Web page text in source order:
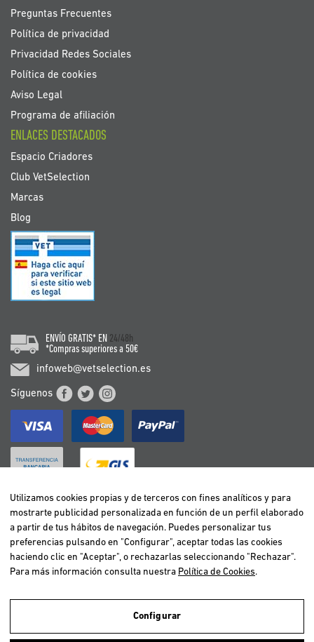
Utilizamos cookies propias y de terceros para realizar el análisis de la
Preguntas Frecuentes
Política de privacidad
Privacidad Redes Sociales
Política de cookies
Aviso Legal
Programa de afiliación
ENLACES DESTACADOS
Espacio Criadores
Club VetSelection
Marcas
Blog
ENVÍO GRATIS* EN 24/48h
*Compras superiores a 50€
infoweb@vetselection.es
Síguenos
BELGIË / BELGIQUE
DEUTSCHLAND
ESPAÑA
FRANCE
ITALIA
NEDERLAND
ÖSTERREICH
Utilizamos cookies propias y de terceros con fines analíticos y para
mostrarte publicidad personalizada en función de un perfil elaborado
a partir de tus hábitos de navegación. Puedes personalizar tus
preferencias pulsando en "Configurar", aceptar todas las cookies
haciendo clic en "Aceptar", o rechazarlas seleccionando "Rechazar".
Para más información consulta nuestra Política de Cookies.
Configurar